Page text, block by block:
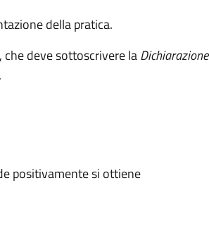
della pratica.
deve sottoscrivere laDichiarazione
positivamente si ottiene